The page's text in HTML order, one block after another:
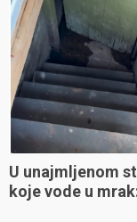
U unajmljenom
koje vode u